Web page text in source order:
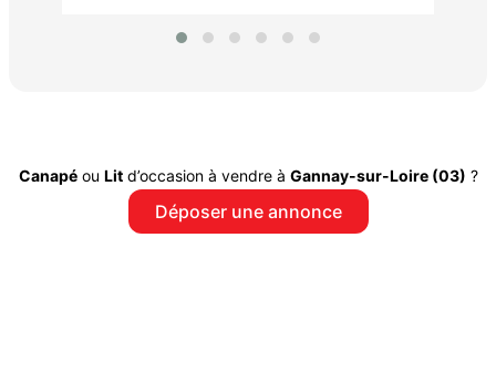
Canapéou Litd’occasion à vendre à Gannay-sur-Loire (03) ?
Déposer une annonce